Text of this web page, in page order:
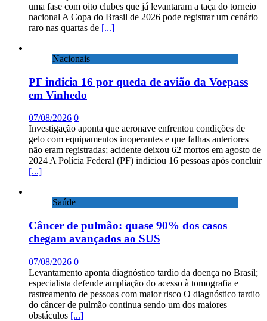
uma fase com oito clubes que já levantaram a taça do torneio
nacional A Copa do Brasil de 2026 pode registrar um cenário
raro nas quartas de [...]
Nacionais
PF indicia 16 por queda de avião da Voepass
em Vinhedo
07/08/2026 0
Investigação aponta que aeronave enfrentou condições de
gelo com equipamentos inoperantes e que falhas anteriores
não eram registradas; acidente deixou 62 mortos em agosto de
2024 A Polícia Federal (PF) indiciou 16 pessoas após concluir
[...]
Saúde
Câncer de pulmão: quase 90% dos casos
chegam avançados ao SUS
07/08/2026 0
Levantamento aponta diagnóstico tardio da doença no Brasil;
especialista defende ampliação do acesso à tomografia e
rastreamento de pessoas com maior risco O diagnóstico tardio
do câncer de pulmão continua sendo um dos maiores
obstáculos [...]